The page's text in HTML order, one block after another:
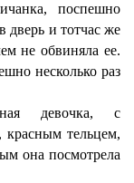
поспешно
дверь и тотчас же
не обвиняла ее.
несколько раз
девочка, с
тельцем,
она посмотрела